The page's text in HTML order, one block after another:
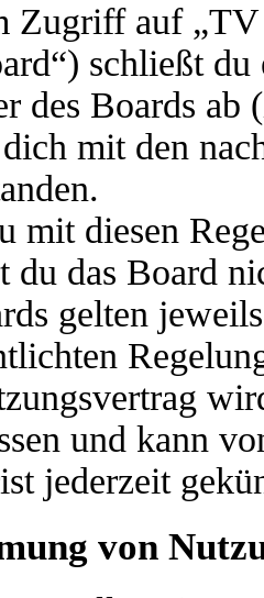
Zugriff auf „TV
schließt
des Boards ab
mit den
mit diesen
du das Board
gelten
und kann
jederzeit
von